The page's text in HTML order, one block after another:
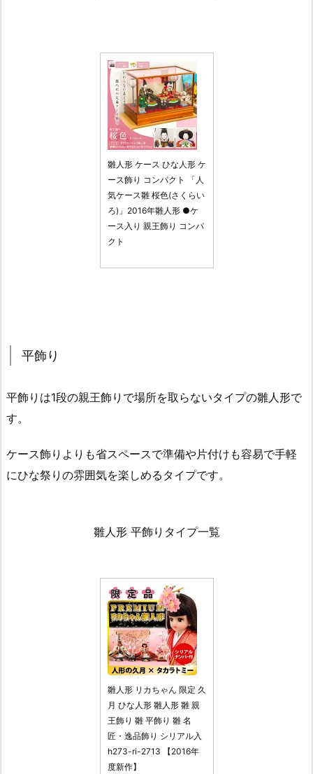
雛人形 ケース ひな人形 ケ
ース飾り コンパクト 「人
気ケース雛 桜色(さくらい
ろ)」2016年雛人形 ●ケ
ース入り 親王飾り コンパ
クト
平飾り
平飾りは1段の親王飾りで場所を取らないタイプの雛人形で
す。
ケース飾りよりも省スペースで準備や片付けも容易で手軽
にひな祭りの雰囲気を楽しめるタイプです。
雛人形 平飾りタイプ一覧
雛人形 リカちゃん 限定 久
月 ひな人形 雛人形 雛 親
王飾り 雛 平飾り 雛 名
匠・逸品飾り シリアル入
h273-ri-2713 【2016年
度新作】